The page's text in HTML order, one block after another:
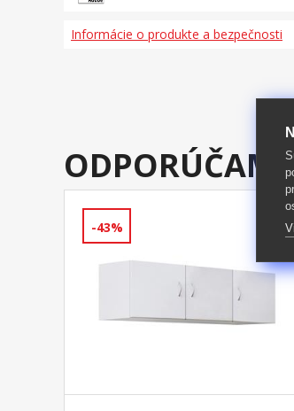
Informácie o produkte a bezpečnosti
-43%